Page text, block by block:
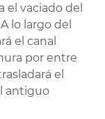
el vaciado del
lo largo del
el canal
por entre
el
antiguo